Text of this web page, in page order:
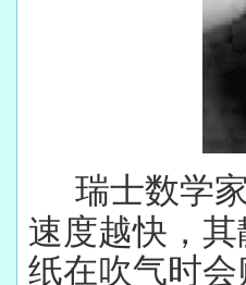
瑞士数学
速度越快，
纸在吹气时